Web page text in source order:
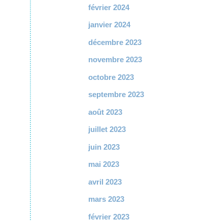
février 2024
janvier 2024
décembre 2023
novembre 2023
octobre 2023
septembre 2023
août 2023
juillet 2023
juin 2023
mai 2023
avril 2023
mars 2023
février 2023